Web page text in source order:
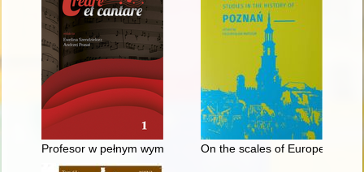
Profesor w pełnym wymiarze : wspomnienie o Księdzu
On the scales of European